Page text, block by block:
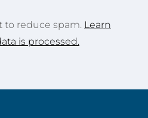
to reduce spam. Learn
is processed.